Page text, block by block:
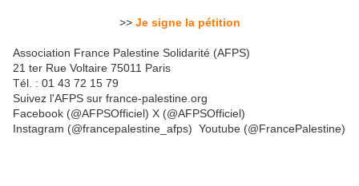
>> Je signe la pétition
Association France Palestine Solidarité (AFPS)
21 ter Rue Voltaire 75011 Paris
Tél. : 01 43 72 15 79
Suivez l'AFPS sur france-palestine.org
Facebook (@AFPSOfficiel) X (@AFPSOfficiel)
Instagram (@francepalestine_afps) Youtube (@FrancePalestine)